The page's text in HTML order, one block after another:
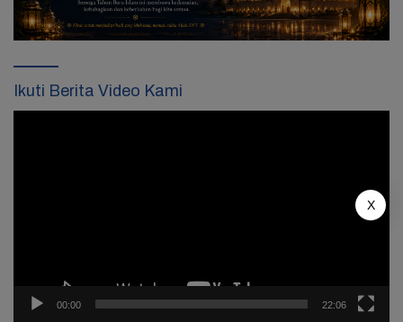
Ikuti Berita Video Kami
00:00 22:06
X